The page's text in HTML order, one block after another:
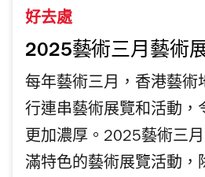
好去處
2025藝術三月藝術
每年藝術三月，香港藝術
行連串藝術展覽和活動，
更加濃厚。2025藝術三
滿特色的藝術展覽活動，